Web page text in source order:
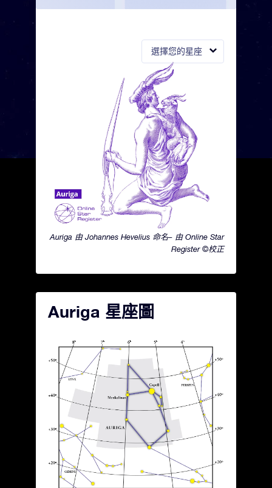
選擇您的星座
Auriga 由 Johannes Hevelius 命名– 由 Online Star
Register ©校正
Auriga 星座圖